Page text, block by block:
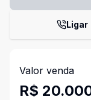
Ligar
Valor venda
R$